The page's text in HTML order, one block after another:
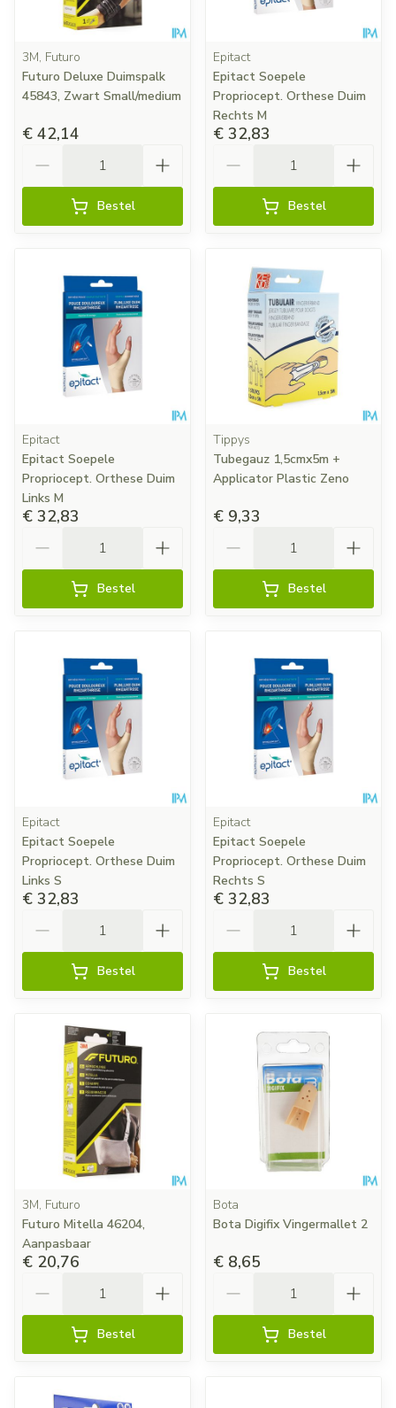
3M, Futuro
Futuro Deluxe Duimspalk
45843, Zwart Small/medium
€ 42,14
Bestel
Epitact
Epitact Soepele
Propriocept. Orthese Duim
Rechts M
€ 32,83
Bestel
Epitact
Epitact Soepele
Propriocept. Orthese Duim
Links M
€ 32,83
Bestel
Tippys
Tubegauz 1,5cmx5m +
Applicator Plastic Zeno
€ 9,33
Bestel
Epitact
Epitact Soepele
Propriocept. Orthese Duim
Links S
€ 32,83
Bestel
Epitact
Epitact Soepele
Propriocept. Orthese Duim
Rechts S
€ 32,83
Bestel
3M, Futuro
Futuro Mitella 46204,
Aanpasbaar
€ 20,76
Bestel
Bota
Bota Digifix Vingermallet 2
€ 8,65
Bestel